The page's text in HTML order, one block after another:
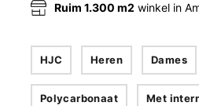
Ruim 1.300 m2 winkel in
HJC Heren Dames
Polycarbonaat Met